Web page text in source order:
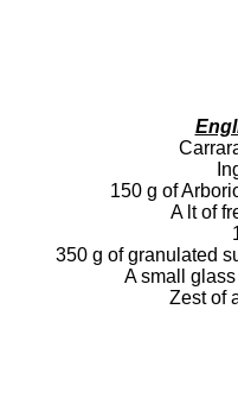
150 g of
A lt of
350 g of granulated
A small
Zest of